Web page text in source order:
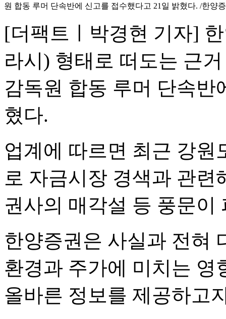
원 합동 루머 단속반에 신고를 접수했다고 21일 밝혔다. /한양
[더팩트ㅣ박경현 기자]
라시) 형태로 떠도는 근
감독원 합동 루머 단속반
혔다.
업계에 따르면 최근 강
로 자금시장 경색과 관련
권사의 매각설 등 풍문이
한양증권은 사실과 전혀
환경과 주가에 미치는 영
올바른 정보를 제공하고